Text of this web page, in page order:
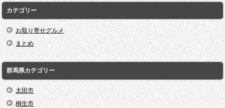
カテゴリー
お取り寄せグルメ
まとめ
群馬県カテゴリー
太田市
桐生市